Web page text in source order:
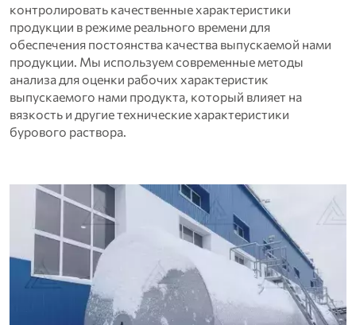
контролировать качественные характеристики
продукции в режиме реального времени для
обеспечения постоянства качества выпускаемой нами
продукции. Мы используем современные методы
анализа для оценки рабочих характеристик
выпускаемого нами продукта, который влияет на
вязкость и другие технические характеристики
бурового раствора.